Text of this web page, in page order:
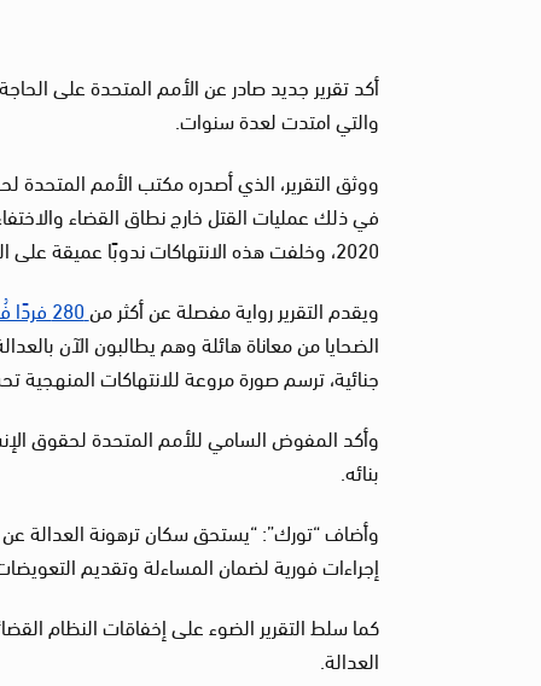
أكد تقرير جديد صادر عن الأمم المتحدة على
والتي امتدت لعدة سنوات.
ووثق التقرير، الذي أصدره مكتب الأمم المتحدة
2020، وخلفت هذه الانتهاكات ندوبًا عميقة على المجتمع، وأثرت على آلاف العائلات.
ويقدم التقرير رواية مفصلة عن أكثر من
الضحايا من معاناة هائلة وهم يطالبون الآن
جنائية، ترسم صورة مروعة للانتهاكات المنهجية
وأكد المفوض السامي للأمم المتحدة لحقوق
بنائه.
وأضاف “تورك”: “يستحق سكان ترهونة العدالة عن
إجراءات فورية لضمان المساءلة وتقديم
كما سلط التقرير الضوء على إخفاقات النظام
العدالة.